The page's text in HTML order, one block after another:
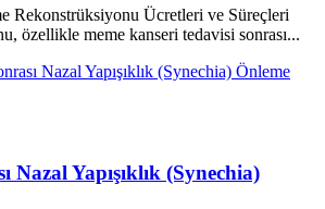
Rekonstrüksiyonu Ücretleri ve Süreçleri
özellikle meme kanseri tedavisi sonrası...
Nazal Yapışıklık (Synechia)